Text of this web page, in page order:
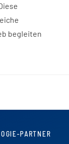
begleiten
PARTNER